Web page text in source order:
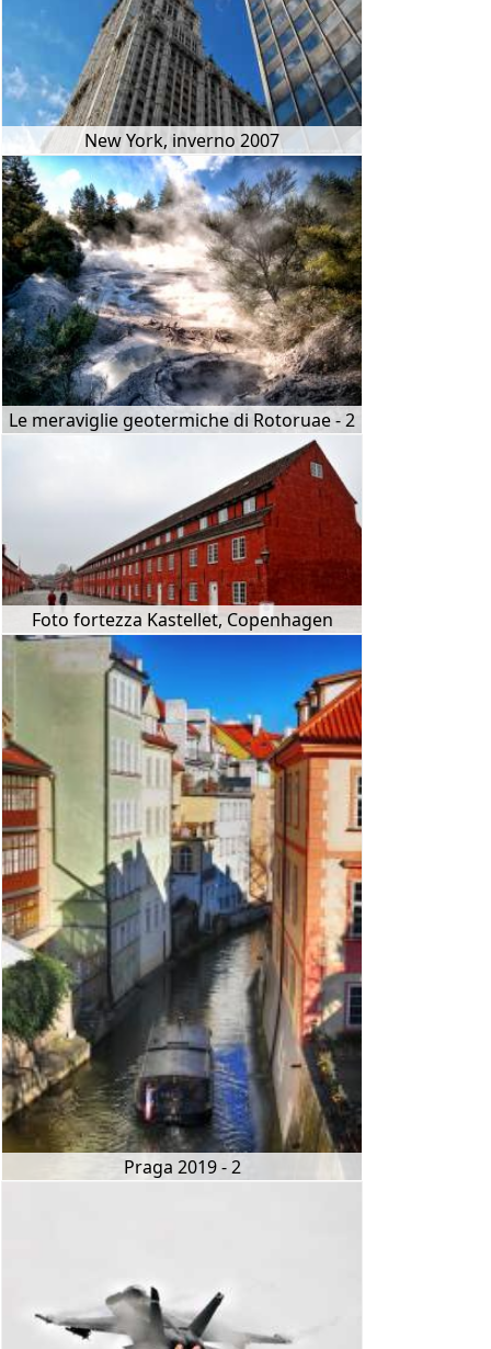
New York, inverno 2007
Le meraviglie geotermiche di Rotoruae - 2
Foto fortezza Kastellet, Copenhagen
Praga 2019 - 2